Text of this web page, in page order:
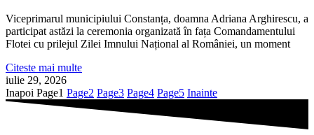
Viceprimarul municipiului Constanța, doamna Adriana Arghirescu, a
participat astăzi la ceremonia organizată în fața Comandamentului
Flotei cu prilejul Zilei Imnului Național al României, un moment
Citeste mai multe
iulie 29, 2026
Inapoi Page1 Page2 Page3 Page4 Page5 Inainte